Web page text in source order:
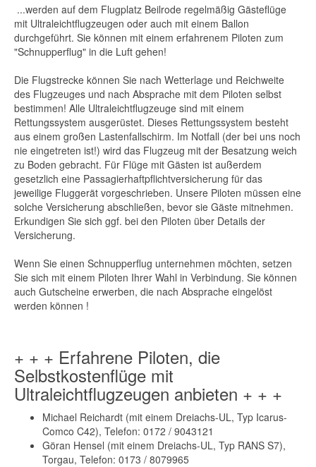
...werden auf dem Flugplatz Beilrode regelmäßig Gästeflüge
mit Ultraleichtflugzeugen oder auch mit einem Ballon
durchgeführt. Sie können mit einem erfahrenem Piloten zum
"Schnupperflug" in die Luft gehen!
Die Flugstrecke können Sie nach Wetterlage und Reichweite
des Flugzeuges und nach Absprache mit dem Piloten selbst
bestimmen! Alle Ultraleichtflugzeuge sind mit einem
Rettungssystem ausgerüstet. Dieses Rettungssystem besteht
aus einem großen Lastenfallschirm. Im Notfall (der bei uns noch
nie eingetreten ist!) wird das Flugzeug mit der Besatzung weich
zu Boden gebracht. Für Flüge mit Gästen ist außerdem
gesetzlich eine Passagierhaftpflichtversicherung für das
jeweilige Fluggerät vorgeschrieben. Unsere Piloten müssen eine
solche Versicherung abschließen, bevor sie Gäste mitnehmen.
Erkundigen Sie sich ggf. bei den Piloten über Details der
Versicherung.
Wenn Sie einen Schnupperflug unternehmen möchten, setzen
Sie sich mit einem Piloten Ihrer Wahl in Verbindung. Sie können
auch Gutscheine erwerben, die nach Absprache eingelöst
werden können !
+ + + Erfahrene Piloten, die
Selbstkostenflüge mit
Ultraleichtflugzeugen anbieten + + +
Michael Reichardt (mit einem Dreiachs-UL, Typ Icarus-
Comco C42), Telefon: 0172 / 9043121
Göran Hensel (mit einem Dreiachs-UL, Typ RANS S7),
Torgau, Telefon: 0173 / 8079965